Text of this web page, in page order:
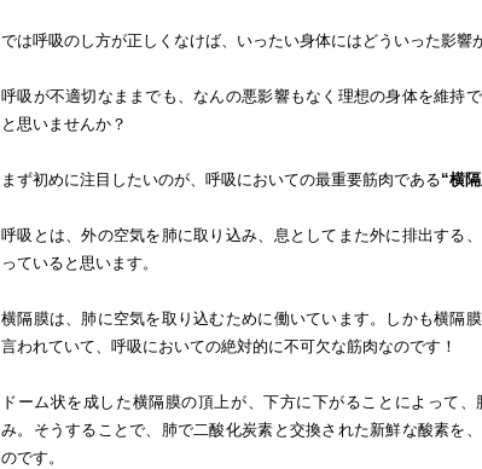
では呼吸のし方が正しくなけば、いったい身体にはどういった影響
呼吸が不適切なままでも、なんの悪影響もなく理想の身体を維持
と思いませんか？
まず初めに注目したいのが、呼吸においての最重要筋肉である“横
呼吸とは、外の空気を肺に取り込み、息としてまた外に排出する
っていると思います。
横隔膜は、肺に空気を取り込むために働いています。しかも横隔
言われていて、呼吸においての絶対的に不可欠な筋肉なのです！
ドーム状を成した横隔膜の頂上が、下方に下がることによって
み。そうすることで、肺で二酸化炭素と交換された新鮮な酸素を
のです。